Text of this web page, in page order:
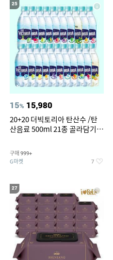
25
15% 15,980
20+20 더빅토리아 탄산수 /탄
산음료 500ml 21종 골라담기
구매 999+
G마켓 7
27